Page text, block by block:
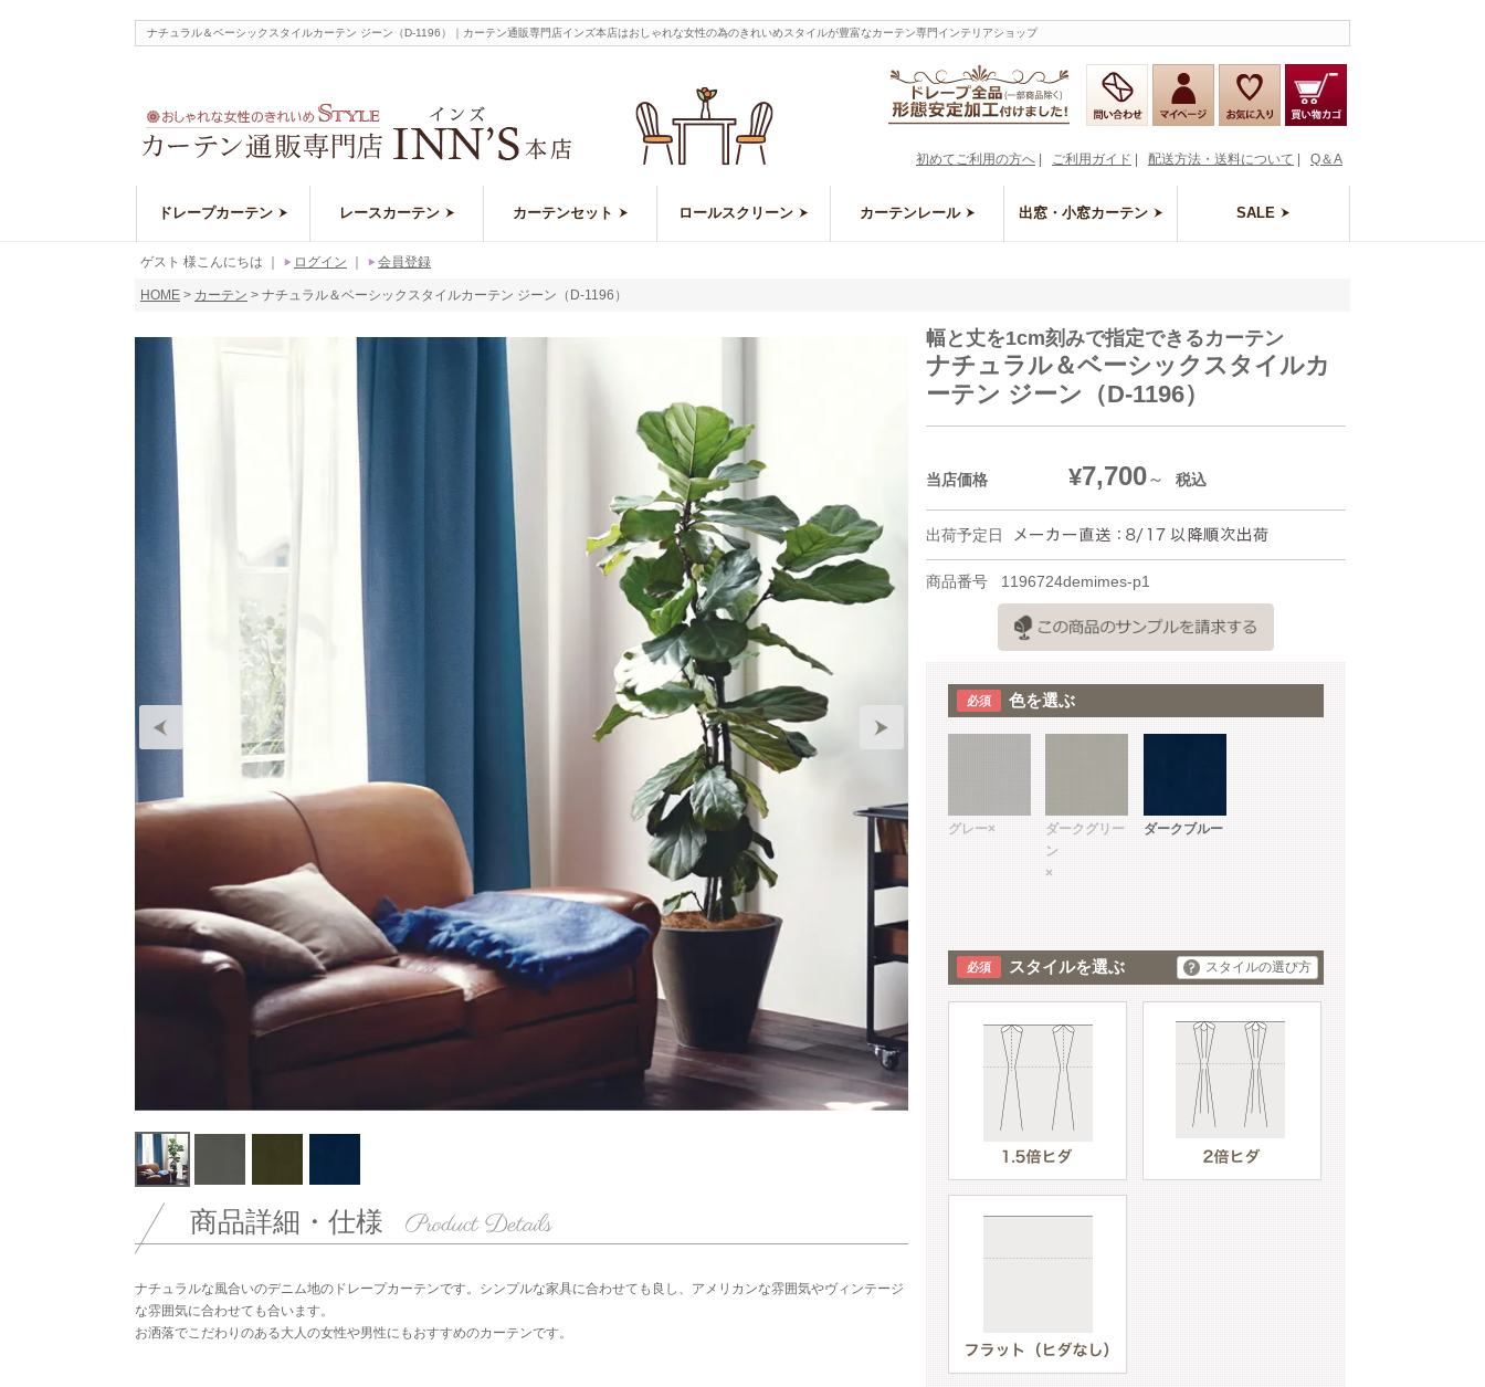
ナチュラル＆ベーシックスタイルカーテン ジーン（D-1196）｜カーテン通販専門店インズ本店はおしゃれな女性の為のきれいめスタイルが豊富なカーテン専門インテリアショップ
Q＆A
配送方法・送料について
ご利用ガイド
初めてご利用の方へ
ドレープカーテン レースカーテン カーテンセット ロールスクリーン カーテンレール 出窓・小窓カーテン SALE
ゲスト 様こんにちは ログイン 会員登録
HOME カーテン ナチュラル＆ベーシックスタイルカーテン ジーン（D-1196）
商品詳細・仕様
ナチュラルな風合いのデニム地のドレープカーテンです。シンプルな家具に合わせても良し、アメリカンな雰囲気やヴィンテージ
な雰囲気に合わせても合います。
お洒落でこだわりのある大人の女性や男性にもおすすめのカーテンです。
幅と丈を1cm刻みで指定できるカーテン
ナチュラル＆ベーシックスタイルカ
ーテン ジーン（D-1196）
当店価格 ¥7,700 税込
出荷予定日
商品番号 1196724demimes-p1
色を選ぶ
グレー×
ダークグリー
ン
×
ダークブルー
スタイルを選ぶ スタイルの選び方